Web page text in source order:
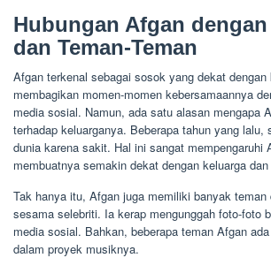
Hubungan Afgan
dan Teman-Teman
Afgan terkenal sebagai sosok yang dekat
membagikan momen-momen kebersamaannya
media sosial. Namun, ada satu alasan mengapa
terhadap keluarganya. Beberapa tahun yang lalu,
dunia karena sakit. Hal ini sangat mempengaruhi
membuatnya semakin dekat dengan keluarga
Tak hanya itu, Afgan juga memiliki banyak teman
sesama selebriti. Ia kerap mengunggah foto-foto
media sosial. Bahkan, beberapa teman Afgan
dalam proyek musiknya.